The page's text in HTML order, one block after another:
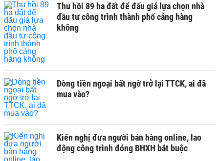
Thu hồi 89 ha đất để đấu giá lựa chọn nhà
đầu tư công trình thành phố cảng hàng
không
Dòng tiền ngoại bất ngờ trở lại TTCK, ai đã
mua vào?
Kiến nghị đưa người bán hàng online, lao
động công trình đóng BHXH bắt buộc